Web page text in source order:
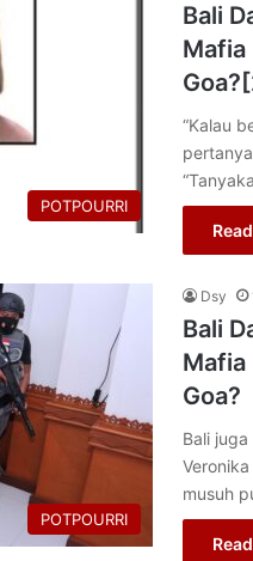
POTPOURRI
Bali
Mafia
“Kalau
POTPOURRI
Dsy
Bali
Mafia
Goa?
Bali
musuh